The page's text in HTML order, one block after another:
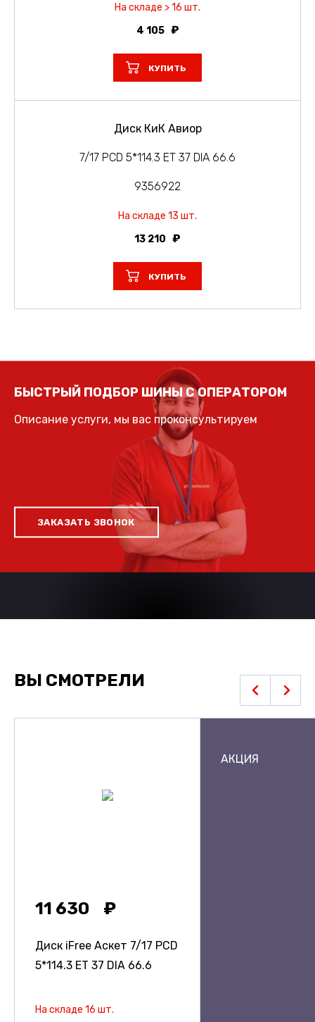
На складе > 16 шт.
4 105
КУПИТЬ
Диск КиК Авиор
7/17 PCD 5*114.3 ET 37 DIA 66.6
9356922
На складе 13 шт.
13 210
КУПИТЬ
БЫСТРЫЙ ПОДБОР ШИНЫ С ОПЕРАТОРОМ
Описание услуги, мы вас проконсультируем
ЗАКАЗАТЬ ЗВОНОК
ВЫ СМОТРЕЛИ
11 630
Диск iFree Аскет 7/17 PCD
5*114.3 ET 37 DIA 66.6
На складе 16 шт.
АКЦИЯ